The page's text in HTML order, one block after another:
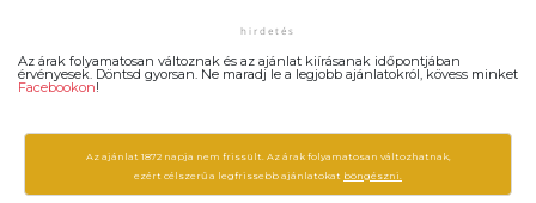
Az árak folyamatosan változnak és az ajánlat kiírásanak időpontjában
érvényesek. Döntsd gyorsan. Ne maradj le a legjobb ajánlatokról, kövess minket
Facebookon!
Az ajánlat 1872 napja nem frissült. Az árak folyamatosan változhatnak,
ezért célszerű a legfrissebb ajánlatokat böngészni.